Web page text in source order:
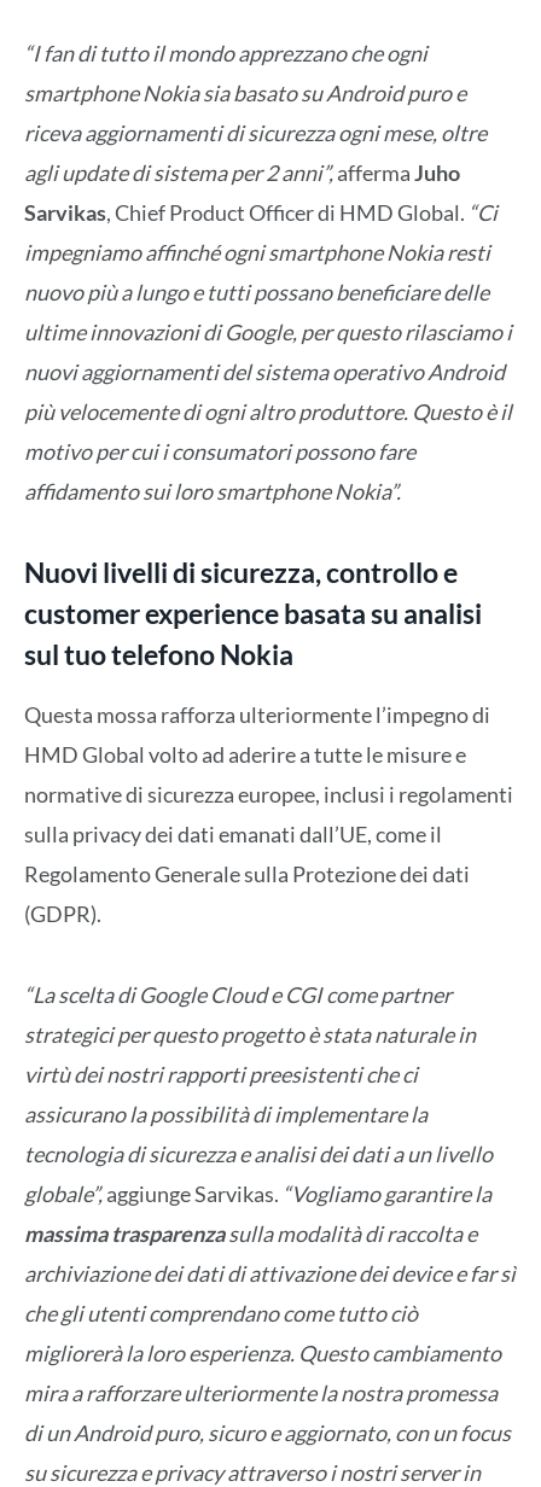
“I fan di tutto il mondo apprezzano che ogni
smartphone Nokia sia basato su Android puro e
riceva aggiornamenti di sicurezza ogni mese, oltre
agli update di sistema per 2 anni”,affermaJuho
Sarvikas, Chief Product Officer di HMD Global. “Ci
impegniamo affinché ogni smartphone Nokia resti
nuovo più a lungo e tutti possano beneficiare delle
ultime innovazioni di Google, per questo rilasciamo i
nuovi aggiornamenti del sistema operativo Android
più velocemente di ogni altro produttore. Questo è il
motivo per cui i consumatori possono fare
affidamento sui loro smartphone Nokia”.
Nuovi livelli di sicurezza, controllo e
customer experience basata su analisi
sul tuo telefono Nokia
Questa mossa rafforza ulteriormente l’impegno di
HMD Global volto ad aderire a tutte le misure e
normative di sicurezza europee, inclusi i regolamenti
sulla privacy dei dati emanati dall’UE, come il
Regolamento Generale sulla Protezione dei dati
(GDPR).
“La scelta di Google Cloud e CGI come partner
strategici per questo progetto è stata naturale in
virtù dei nostri rapporti preesistenti che ci
assicurano la possibilità di implementare la
tecnologia di sicurezza e analisi dei dati a un livello
globale”,aggiunge Sarvikas. “Vogliamo garantire la
massima trasparenzasulla modalità di raccolta e
archiviazione dei dati di attivazione dei device e far sì
che gli utenti comprendano come tutto ciò
migliorerà la loro esperienza. Questo cambiamento
mira a rafforzare ulteriormente la nostra promessa
di un Android puro, sicuro e aggiornato, con un focus
su sicurezza e privacy attraverso i nostri server in